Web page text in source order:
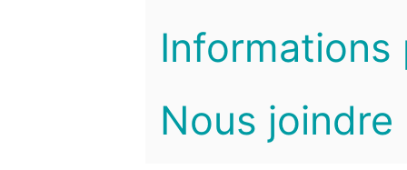
Informations
Nous joindre